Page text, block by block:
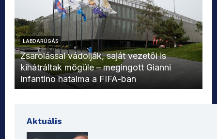
LABDARÚGÁS
Zsarolással vádolják, saját vezetői is
kihátráltak mögüle – megingott Gianni
Infantino hatalma a FIFA-ban
Aktuális